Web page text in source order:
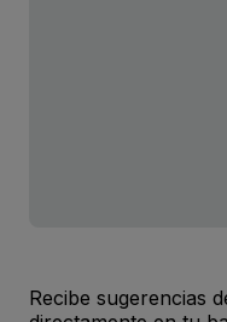
Recibe sugerencias